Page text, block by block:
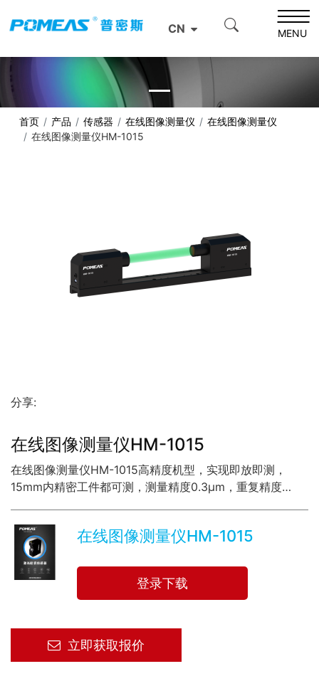
CN MENU
首页 产品 传感器 在线图像测量仪
在线图像测量仪
在线图像测量仪HM-1015
分享:
在线图像测量仪HM-1015
在线图像测量仪HM-1015高精度机型，实现即放即测，
15mm内精密工件都可测，测量精度0.3μm，重复精度
在线图像测量仪HM-1015
登录下载
立即获取报价